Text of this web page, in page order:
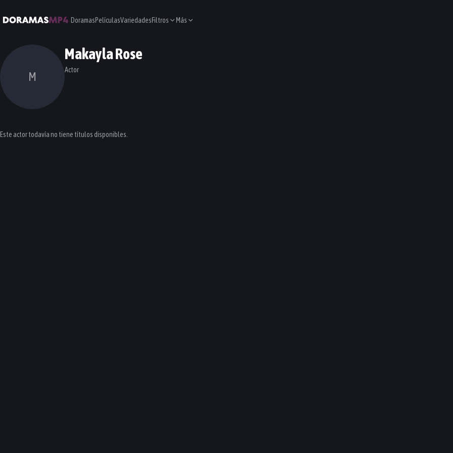
DoramasPelículasVariedadesFiltros Más
M
Makayla Rose
Actor
Este actor todavía no tiene títulos disponibles.